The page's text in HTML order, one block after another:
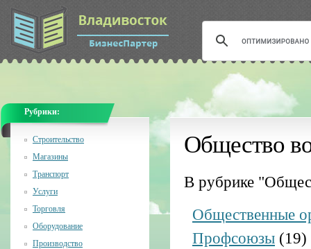
Общество
В рубрике
Общественные
Профсоюзы (19)
Рубрики:
Строительство
Магазины
Транспорт
Услуги
Торговля
Оборудование
Производство